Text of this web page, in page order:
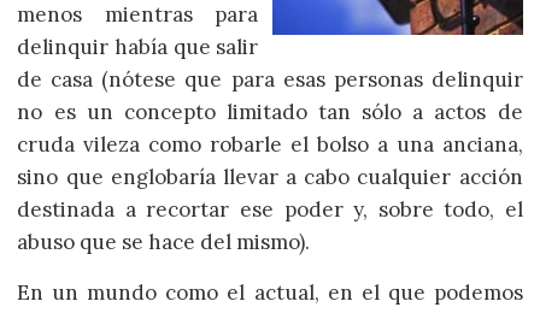
menos mientras para
delinquir había que salir
de casa (nótese que para esas personas delinquir
no es un concepto limitado tan sólo a actos de
cruda vileza como robarle el bolso a una anciana,
sino que englobaría llevar a cabo cualquier acción
destinada a recortar ese poder y, sobre todo, el
abuso que se hace del mismo).
En un mundo como el actual, en el que podemos